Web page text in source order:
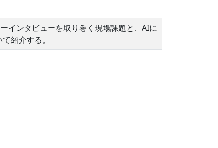
インタビューを取り巻く現場課題と、AIに
紹介する。